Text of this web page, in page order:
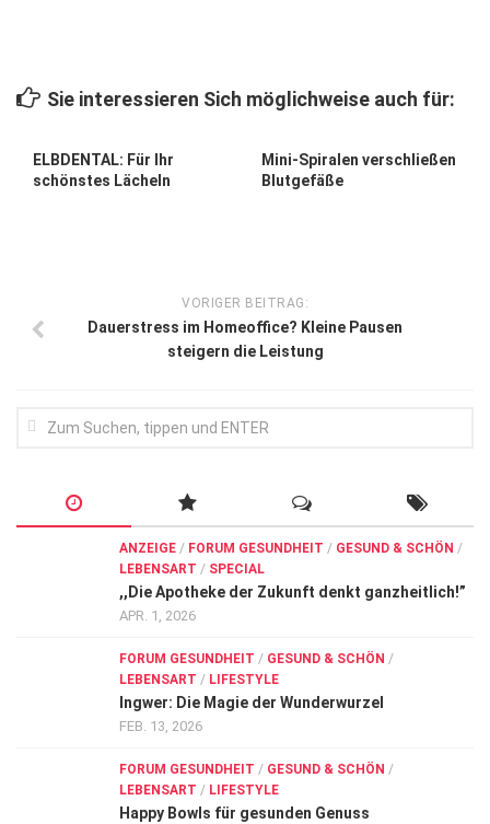
Forum Gesundheit
Kampf gegen Krebs
Sie interessieren Sich möglichweise auch für:
ELBDENTAL: Für Ihr
schönstes Lächeln
Mini-Spiralen verschließen
Blutgefäße
VORIGER BEITRAG:
Dauerstress im Homeoffice? Kleine Pausen
steigern die Leistung
ANZEIGE / FORUM GESUNDHEIT / GESUND & SCHÖN /
LEBENSART / SPECIAL
,,Die Apotheke der Zukunft denkt ganzheitlich!”
APR. 1, 2026
FORUM GESUNDHEIT / GESUND & SCHÖN /
LEBENSART / LIFESTYLE
Ingwer: Die Magie der Wunderwurzel
FEB. 13, 2026
FORUM GESUNDHEIT / GESUND & SCHÖN /
LEBENSART / LIFESTYLE
Happy Bowls für gesunden Genuss